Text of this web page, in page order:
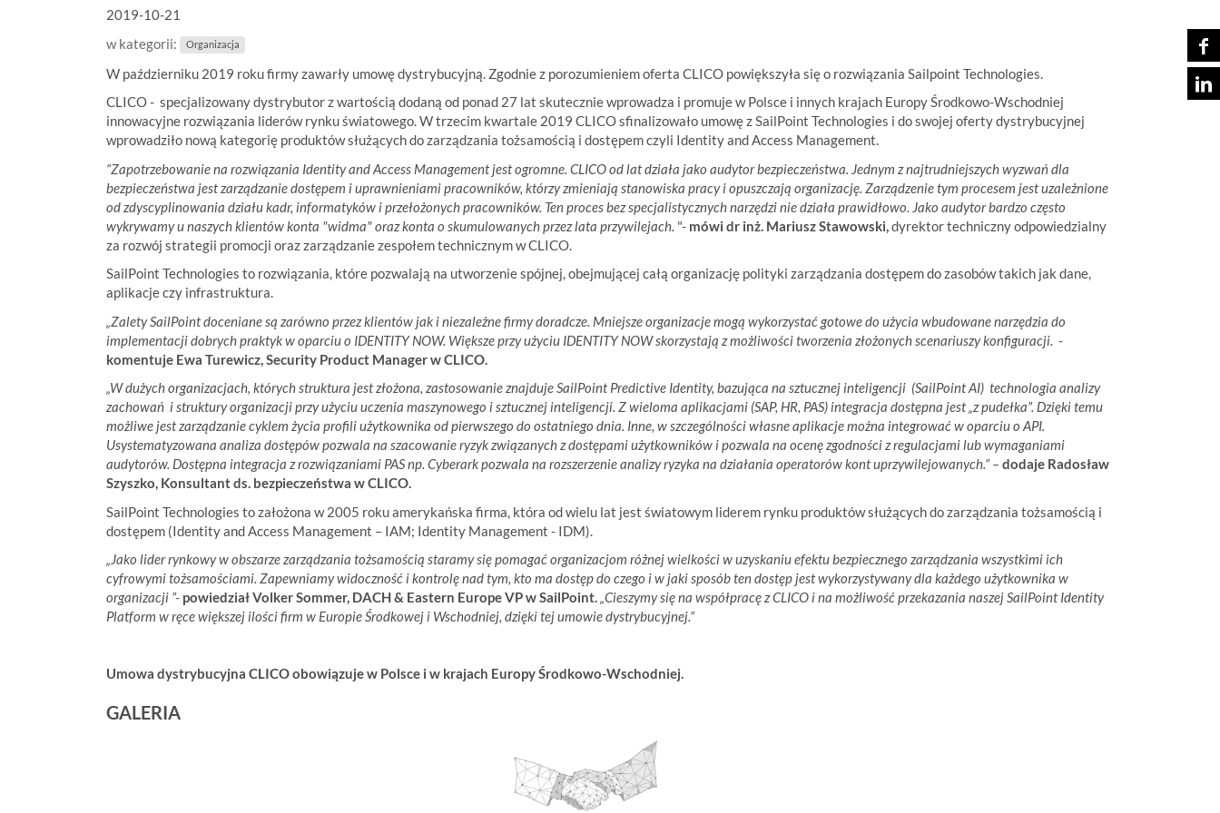
t
ś
w
2019-10-21
w kategorii:
Organizacja
W październiku 2019 roku firmy zawarły umowę dystrybucyjną. Zgodnie z porozumieniem oferta CLICO powiększyła się o rozwiązania Sailpoint Technologies.
CLICO - specjalizowany dystrybutor z wartością dodaną od ponad 27 lat skutecznie wprowadza i promuje w Polsce i innych krajach Europy Środkowo-Wschodniej
innowacyjne rozwiązania liderów rynku światowego. W trzecim kwartale 2019 CLICO sfinalizowało umowę z SailPoint Technologies i do swojej oferty dystrybucyjnej
wprowadziło nową kategorię produktów służących do zarządzania tożsamością i dostępem czyli Identity and Access Management.
“Zapotrzebowanie na rozwiązania Identity and Access Management jest ogromne. CLICO od lat działa jako audytor bezpieczeństwa. Jednym z najtrudniejszych wyzwań dla
bezpieczeństwa jest zarządzanie dostępem i uprawnieniami pracowników, którzy zmieniają stanowiska pracy i opuszczają organizację. Zarządzenie tym procesem jest uzależnione
od zdyscyplinowania działu kadr, informatyków i przełożonych pracowników. Ten proces bez specjalistycznych narzędzi nie działa prawidłowo. Jako audytor bardzo często
wykrywamy u naszych klientów konta "widma" oraz konta o skumulowanych przez lata przywilejach. "- mówi dr inż. Mariusz Stawowski,dyrektor techniczny odpowiedzialny
za rozwój strategii promocji oraz zarządzanie zespołem technicznym w CLICO.
SailPoint Technologies to rozwiązania, które pozwalają na utworzenie spójnej, obejmującej całą organizację polityki zarządzania dostępem do zasobów takich jak dane,
aplikacje czy infrastruktura.
„Zalety SailPoint doceniane są zarówno przez klientów jak i niezależne firmy doradcze. Mniejsze organizacje mogą wykorzystać gotowe do użycia wbudowane narzędzia do
implementacji dobrych praktyk w oparciu o IDENTITY NOW. Większe przy użyciu IDENTITY NOW skorzystają z możliwości tworzenia złożonych scenariuszy konfiguracji. -
komentuje Ewa Turewicz, Security Product Manager w CLICO.
„W dużych organizacjach, których struktura jest złożona, zastosowanie znajduje SailPoint Predictive Identity, bazująca na sztucznej inteligencji (SailPoint AI) technologia analizy
zachowań i struktury organizacji przy użyciu uczenia maszynowego i sztucznej inteligencji. Z wieloma aplikacjami (SAP, HR, PAS) integracja dostępna jest „z pudełka”. Dzięki temu
możliwe jest zarządzanie cyklem życia profili użytkownika od pierwszego do ostatniego dnia. Inne, w szczególności własne aplikacje można integrować w oparciu o API.
Usystematyzowana analiza dostępów pozwala na szacowanie ryzyk związanych z dostępami użytkowników i pozwala na ocenę zgodności z regulacjami lub wymaganiami
audytorów. Dostępna integracja z rozwiązaniami PAS np. Cyberark pozwala na rozszerzenie analizy ryzyka na działania operatorów kont uprzywilejowanych.” – dodaje Radosław
Szyszko, Konsultant ds. bezpieczeństwa w CLICO.
SailPoint Technologies to założona w 2005 roku amerykańska firma, która od wielu lat jest światowym liderem rynku produktów służących do zarządzania tożsamością i
dostępem (Identity and Access Management – IAM; Identity Management - IDM).
„Jako lider rynkowy w obszarze zarządzania tożsamością staramy się pomagać organizacjom różnej wielkości w uzyskaniu efektu bezpiecznego zarządzania wszystkimi ich
cyfrowymi tożsamościami. Zapewniamy widoczność i kontrolę nad tym, kto ma dostęp do czego i w jaki sposób ten dostęp jest wykorzystywany dla każdego użytkownika w
organizacji ”- powiedział Volker Sommer, DACH & Eastern Europe VP w SailPoint.„Cieszymy się na współpracę z CLICO i na możliwość przekazania naszej SailPoint Identity
Platform w ręce większej ilości firm w Europie Środkowej i Wschodniej, dzięki tej umowie dystrybucyjnej.”
Umowa dystrybucyjna CLICO obowiązuje w Polsce i w krajach Europy Środkowo-Wschodniej.
GALERIA